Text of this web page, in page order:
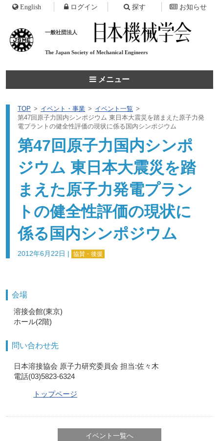
一般社団法人
The Japan Society of Mechanical Engineers
メニュー
English ログイン 探す お知らせ
TOP イベント・事業
イベント一覧
第47回原子力国内シンポジウム 東日本大震災を踏まえた原子力発
電プラントの健全性評価の現状に係る国内シンポジウム
第47回原子力国内シンポ
ジウム 東日本大震災を踏
まえた原子力発電プラン
トの健全性評価の現状に
係る国内シンポジウム
2012年6月22日 | 協賛・後援
会場
溶接会館(東京)
ホール(2階)
問い合わせ先
日本溶接協会 原子力研究委員会 担当:佐々木
電話(03)5823-6324
トップページ
イベント一覧へ